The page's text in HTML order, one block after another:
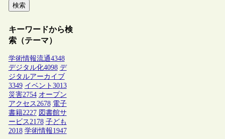
検索
キーワードから検
索（テーマ）
学術情報流通4348
デジタル化4098 デ
ジタルアーカイブ
3349 イベント 3013
災害2754 オープン
アクセス2678 電子
書籍2227 図書館サ
ービス2178 子ども
2018 学術情報1947